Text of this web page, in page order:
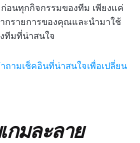
อนทุกกิจกรรมของทีม เพียงแค่
กรายการของคุณและนำมาใช้
ทีมที่น่าสนใจ
ถามเช็คอินที่น่าสนใจเพื่อเปลี่ยน
กมละลาย